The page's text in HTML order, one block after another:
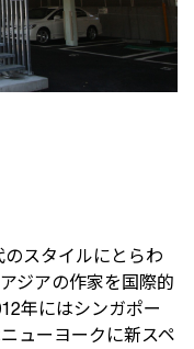
スタイルにとらわ
ジアの作家を国際的
年にはシンガポー
ューヨークに新スペ